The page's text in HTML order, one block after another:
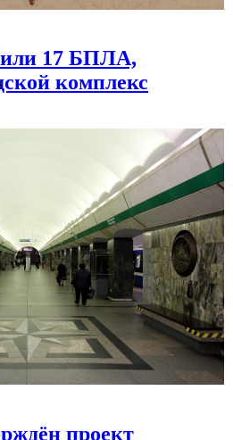
17 БПЛА,
комплекс
проект